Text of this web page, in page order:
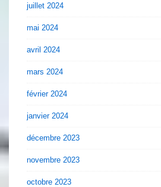
juillet 2024
mai 2024
avril 2024
mars 2024
février 2024
janvier 2024
décembre 2023
novembre 2023
octobre 2023